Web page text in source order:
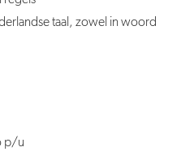
taal, zowel in woord
p/u